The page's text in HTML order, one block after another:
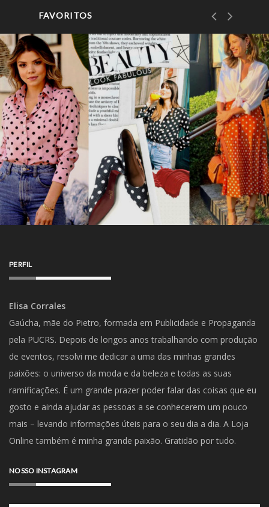
FAVORITOS
PERFIL
Elisa Corrales
Gaúcha, mãe do Pietro, formada em Publicidade e Propaganda
pela PUCRS. Depois de longos anos trabalhando com produção
de eventos, resolvi me dedicar a uma das minhas grandes
paixões: o universo da moda e da beleza e todas as suas
ramificações. É um grande prazer poder falar das coisas que eu
gosto e ainda ajudar as pessoas a se conhecerem um pouco
mais – levando informações úteis para o seu dia a dia. A Loja
Online também é minha grande paixão. Gratidão por tudo.
NOSSO INSTAGRAM